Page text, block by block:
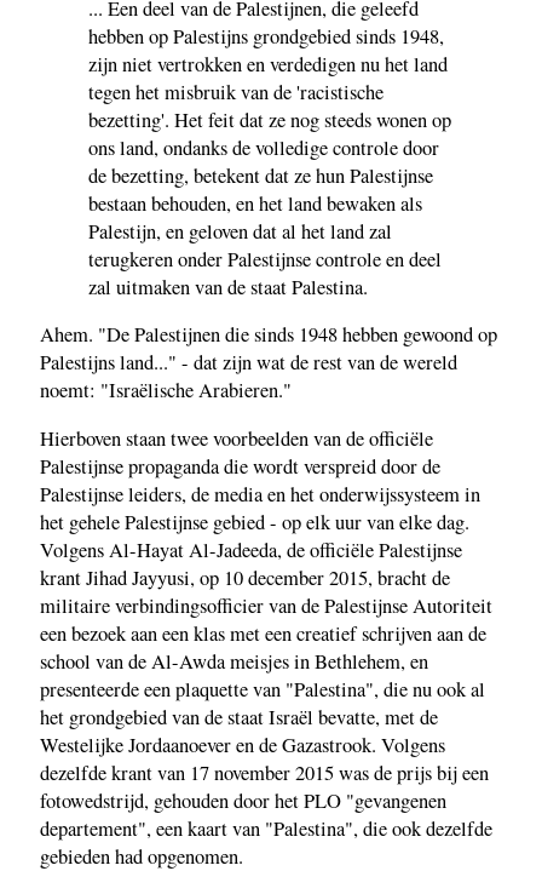
... Een deel van de Palestijnen, die geleefd
hebben op Palestijns grondgebied sinds 1948,
zijn niet vertrokken en verdedigen nu het land
tegen het misbruik van de 'racistische
bezetting'. Het feit dat ze nog steeds wonen op
ons land, ondanks de volledige controle door
de bezetting, betekent dat ze hun Palestijnse
bestaan behouden, ​​en het land bewaken als
Palestijn, en geloven dat al het land zal
terugkeren onder Palestijnse controle en deel
zal uitmaken van de staat Palestina.
Ahem. "De Palestijnen die sinds 1948 hebben gewoond op
Palestijns land..." - dat zijn wat de rest van de wereld
noemt: "Israëlische Arabieren."
Hierboven staan twee voorbeelden van de officiële
Palestijnse propaganda die wordt verspreid door de
Palestijnse leiders, de media en het onderwijssysteem in
het gehele Palestijnse gebied - op elk uur van elke dag.
Volgens Al-Hayat Al-Jadeeda, de officiële Palestijnse
krant Jihad Jayyusi, op 10 december 2015, bracht de
militaire verbindingsofficier van de Palestijnse Autoriteit
een bezoek aan een klas met een creatief schrijven aan de
school van de Al-Awda meisjes in Bethlehem, en
presenteerde een plaquette van "Palestina", die nu ook al
het grondgebied van de staat Israël bevatte, met de
Westelijke Jordaanoever en de Gazastrook. Volgens
dezelfde krant van 17 november 2015 was de prijs bij een
fotowedstrijd, gehouden door het PLO "gevangenen
departement", een kaart van "Palestina", die ook dezelfde
gebieden had opgenomen.